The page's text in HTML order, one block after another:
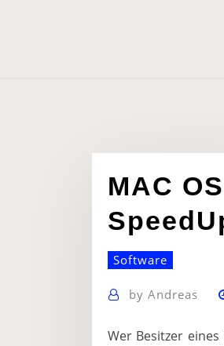
MAC
Software
by Andreas
Wer Besitzer